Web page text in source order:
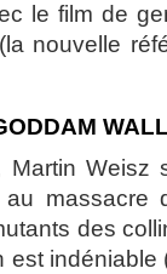
le film de
(la nouvelle
Martin Weisz
massacre
des
est